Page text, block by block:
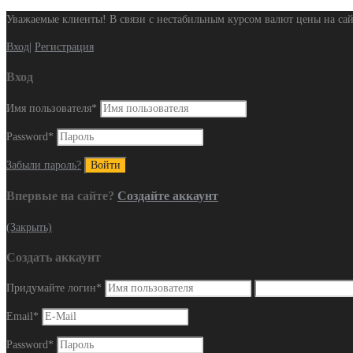
Уважаемые клиенты! В связи с нестабильным курсом валют цены на
Вход Регистрация
Вход
Имя пользователя*
Password *
Забыли пароль?
Впервые на сайте? Создайте аккаунт
(Закрыть)
Создать аккаунт
Придумайте логин*
Email*
Password*